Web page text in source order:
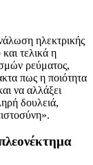
ηλεκτρικής
τελικά η
ρεύματος,
πως η ποιότητα
να αλλάξει
δουλειά,